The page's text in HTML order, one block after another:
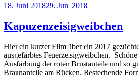
Veröffentlicht
18. Juni 201829. Juni 2018
Kapuzenzeisigweibchen
Hier ein kurzer Film über ein 2017
ausgefärbtes Feuerzeisigweibchen.
Ausfärbung der roten Brustanteile und so
Braunanteile am Rücken. Bestechende